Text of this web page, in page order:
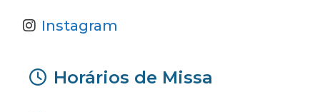
Instagram
Horários de Missa